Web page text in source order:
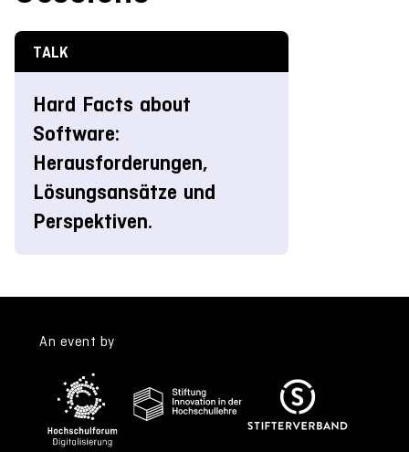
TALK
Hard Facts about
Software:
Herausforderungen,
Lösungsansätze und
Perspektiven.
An event by